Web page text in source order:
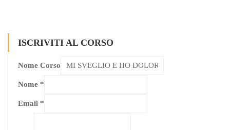
ISCRIVITI AL CORSO
Nome Corso
Nome *
Email *